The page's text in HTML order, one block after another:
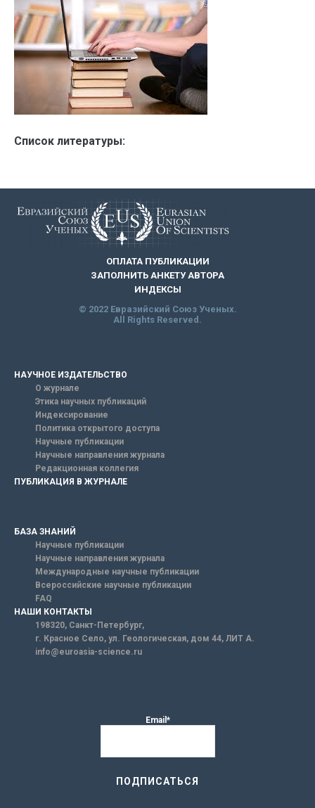
Список литературы:
ОПЛАТА ПУБЛИКАЦИИ
ЗАПОЛНИТЬ АНКЕТУ АВТОРА
ИНДЕКСЫ
© 2022 Евразийский Союз Ученых.
All Rights Reserved.
НАУЧНОЕ ИЗДАТЕЛЬСТВО
О журнале
Этика научных публикаций
Индексирование
Политика открытого доступа
Научные публикации
Научные направления журнала
Редакционная коллегия
ПУБЛИКАЦИЯ В ЖУРНАЛЕ
БАЗА ЗНАНИЙ
Научные публикации
Научные направления журнала
Международные научные публикации
Всероссийские научные публикации
FAQ
НАШИ КОНТАКТЫ
198320, Санкт-Петербург,
г. Красное Село, ул. Геологическая, дом 44, ЛИТ А.
info@euroasia-science.ru
Email*